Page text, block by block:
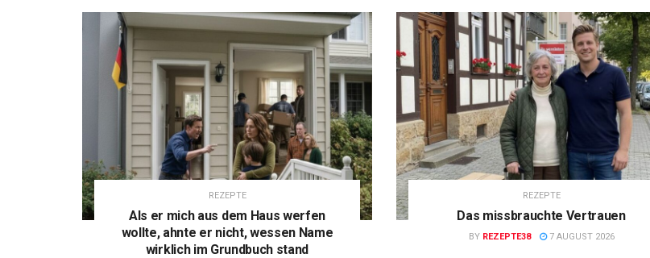
REZEPTE
Als er mich aus dem Haus werfen
wollte, ahnte er nicht, wessen Name
wirklich im Grundbuch stand
REZEPTE
Das missbrauchte Vertrauen
BY REZEPTE38 7 AUGUST 2026